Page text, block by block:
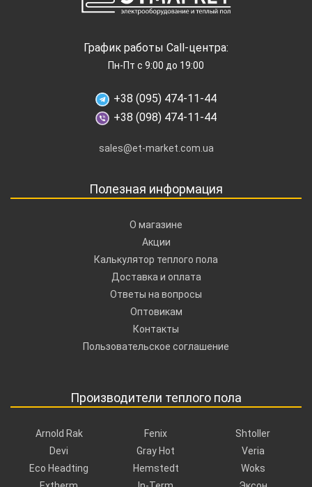
График работы Call-центра:
Пн-Пт с 9:00 до 19:00
+38 (095) 474-11-44
+38 (098) 474-11-44
sales@et-market.com.ua
Полезная информация
О магазине
Акции
Калькулятор теплого пола
Доставка и оплата
Ответы на вопросы
Оптовикам
Контакты
Пользовательское соглашение
Производители теплого пола
Arnold Rak
Devi
Eco Headting
Fenix
Gray Hot
Hemstedt
Shtoller
Veria
Woks